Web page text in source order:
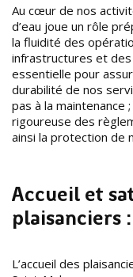
Au cœur de nos
d’eau joue un rôle
la fluidité des
infrastructures et
essentielle pour
durabilité de nos
pas à la maintenance
rigoureuse des
ainsi la protection de
Accueil et
plaisanciers
L’accueil des